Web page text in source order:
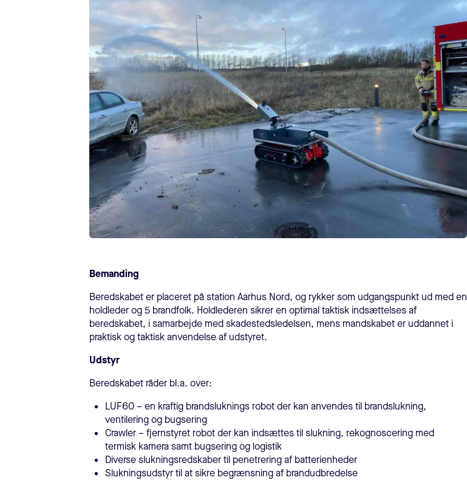
Bemanding
Beredskabet er placeret på station Aarhus Nord, og rykker som udgangspunkt ud med en
holdleder og 5 brandfolk. Holdlederen sikrer en optimal taktisk indsættelses af
beredskabet, i samarbejde med skadestedsledelsen, mens mandskabet er uddannet i
praktisk og taktisk anvendelse af udstyret.
Udstyr
Beredskabet råder bl.a. over:
LUF60 – en kraftig brandsluknings robot der kan anvendes til brandslukning,
ventilering og bugsering
Crawler – fjernstyret robot der kan indsættes til slukning, rekognoscering med
termisk kamera samt bugsering og logistik
Diverse slukningsredskaber til penetrering af batterienheder
Slukningsudstyr til at sikre begrænsning af brandudbredelse